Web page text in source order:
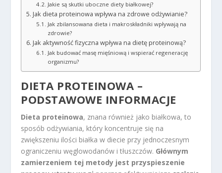
Jakie są skutki uboczne diety białkowej?
Jak dieta proteinowa wpływa na zdrowe odżywianie?
Jak zbilansowana dieta i makroskładniki wpływają na
zdrowie?
Jak aktywność fizyczna wpływa na dietę proteinową?
Jak budować masę mięśniową i wspierać regenerację
organizmu?
DIETA PROTEINOWA –
PODSTAWOWE INFORMACJE
Dieta proteinowa, znana również jako białkowa, to
sposób odżywiania, który koncentruje się na
zwiększeniu ilości białka w diecie przy jednoczesnym
ograniczeniu węglowodanów i tłuszczów. Głównym
zamierzeniem tej metody jest przyspieszenie